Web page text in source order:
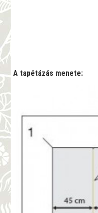
A tapétázás menete: